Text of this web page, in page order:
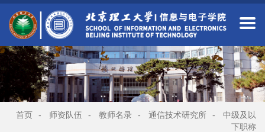
首页 - 师资队伍 - 教师名录 - 通信技术研究所 -
中级及以
下职称